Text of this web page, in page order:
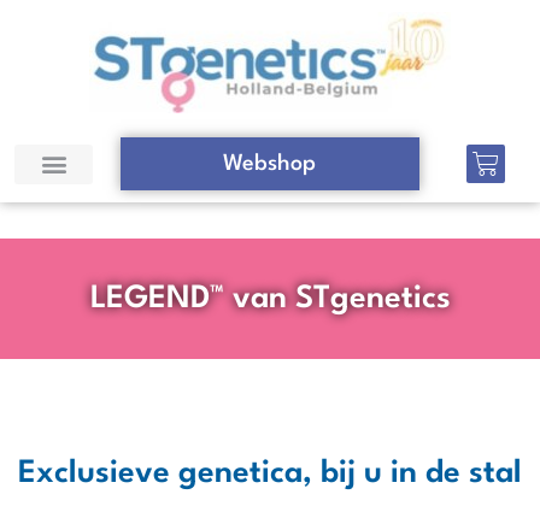
Webshop
LEGEND™ van STgenetics
Exclusieve genetica, bij u in de stal